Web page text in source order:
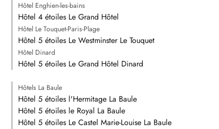
Hôtel Enghien-les-bains
Hôtel 4 étoiles Le Grand Hôtel
Hôtel Le Touquet-Paris-Plage
Hôtel 5 étoiles Le Westminster Le Touquet
Hôtel Dinard
Hôtel 5 étoiles Le Grand Hôtel Dinard
Hôtels La Baule
Hôtel 5 étoiles l'Hermitage La Baule
Hôtel 5 étoiles le Royal La Baule
Hôtel 5 étoiles Le Castel Marie-Louise La Baule